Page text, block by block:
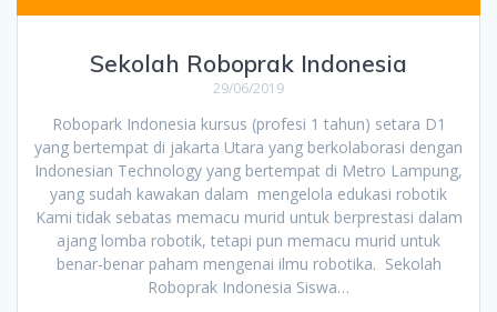
Sekolah Roboprak Indonesia
29/06/2019
Robopark Indonesia kursus (profesi 1 tahun) setara D1
yang bertempat di jakarta Utara yang berkolaborasi dengan
Indonesian Technology yang bertempat di Metro Lampung,
yang sudah kawakan dalam mengelola edukasi robotik
Kami tidak sebatas memacu murid untuk berprestasi dalam
ajang lomba robotik, tetapi pun memacu murid untuk
benar-benar paham mengenai ilmu robotika. Sekolah
Roboprak Indonesia Siswa…